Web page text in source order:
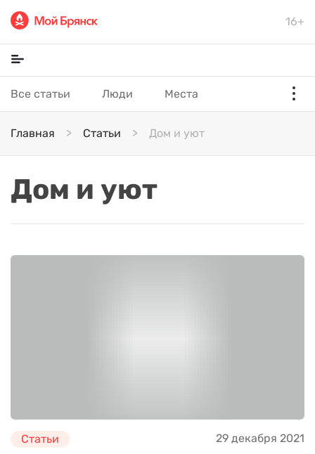
16+
Все статьи Люди Места
Главная Статьи Дом и уют
Дом и уют
Статьи 29 декабря 2021